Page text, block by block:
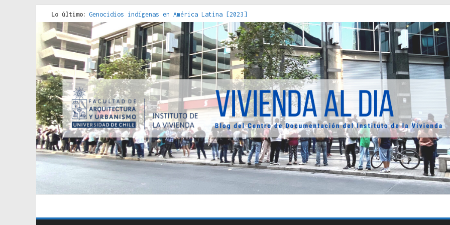
Lo último: Genocidios indígenas en América Latina [2023]
Estudios sobre la espacialización de los Estados : políticas, prácticas y representaciones [2022]
Donde el pedernal choca con el acero : hacia una teoría crítica de las fronteras latinoamericanas
Criterios técnicos para una vivienda adecuada [2019]
Red de consultorios de la Caja del Seguro Obrero en Santiago : un patrimonio emblemático [2014]